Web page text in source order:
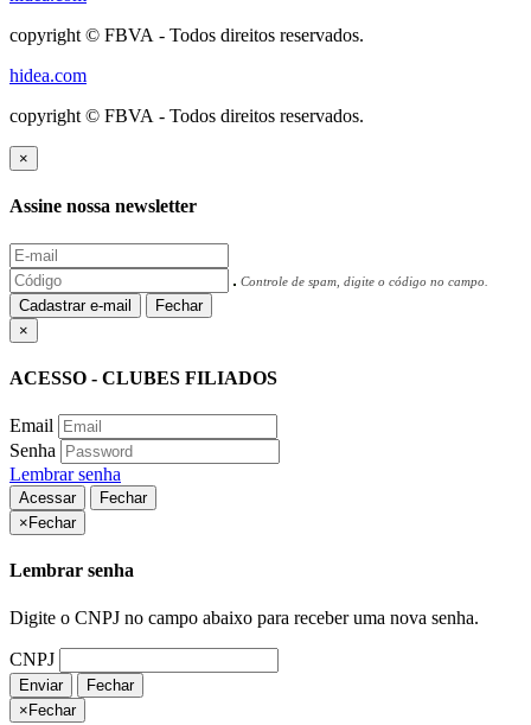
copyright © FBVA - Todos direitos reservados.
hidea.com
copyright © FBVA - Todos direitos reservados.
×
Assine nossa newsletter
Controle de spam, digite o código no campo.
Cadastrar e-mail
Fechar
×
ACESSO - CLUBES FILIADOS
Email
Senha
Lembrar senha
Acessar
Fechar
× Fechar
Lembrar senha
Digite o CNPJ no campo abaixo para receber uma nova senha.
CNPJ
Enviar
Fechar
×Fechar